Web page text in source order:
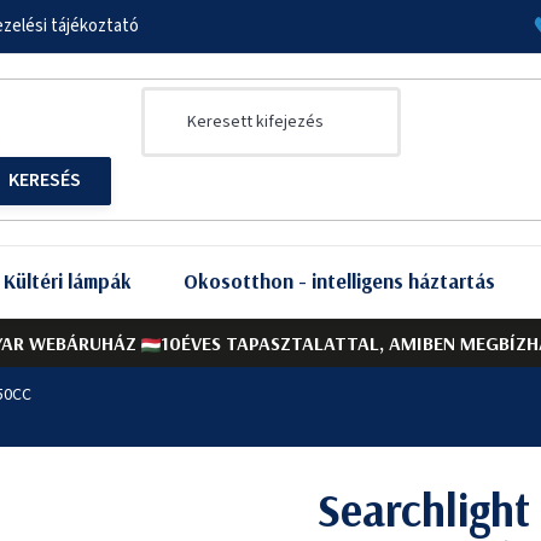
WEBÁRUHÁZ 10ÉVES TAPASZTALATTAL, AMIBEN
tájékoztató
Kültéri lámpák Okosotthon - intelligens háztartás
Searchlight